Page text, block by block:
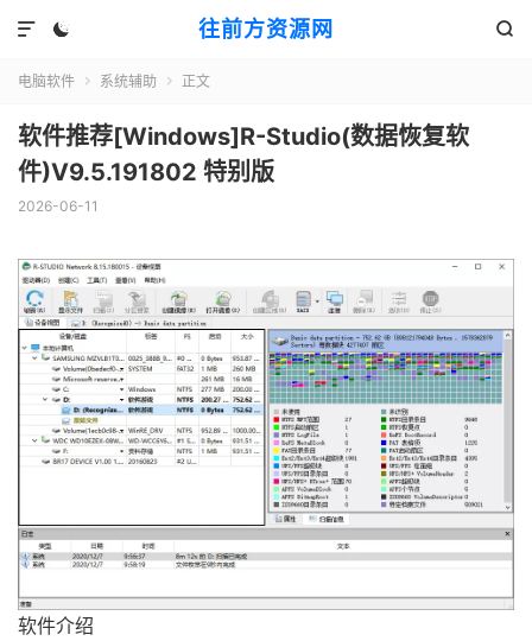
往前方资源网
 

电脑软件  系统辅助  正文
软件推荐[Windows]R-Studio(数据恢复软
件)V9.5.191802 特别版
2026-06-11
软件介绍